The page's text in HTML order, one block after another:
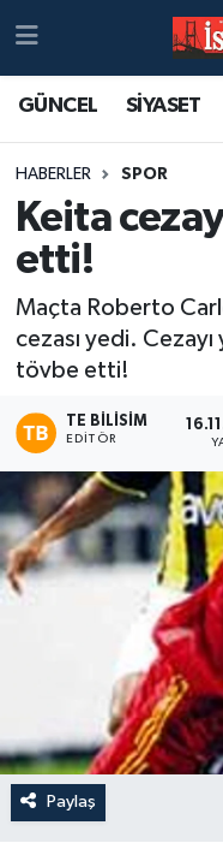
GÜNCEL SİYASET
HABERLER SPOR
Keita
etti!
Maçta Roberto
cezası yedi. Cezayı
tövbe etti!
TE BILISIM
EDITÖR
Paylaş